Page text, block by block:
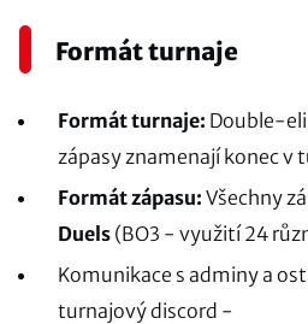
Formát turnaje
Formát turnaje: Double-
zápasy znamenají konec v
Formát zápasu: Všechny
Duels (BO3 - využití 24
Komunikace s adminy a
turnajový discord -